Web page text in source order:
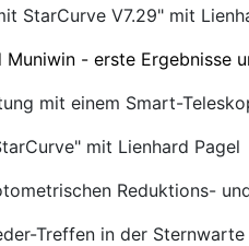
StarCurve V7.29" mit
- erste Ergebnisse
mit einem Smart-
mit Lienhard Pagel
Reduktions-
Treffen in der Sternwarte